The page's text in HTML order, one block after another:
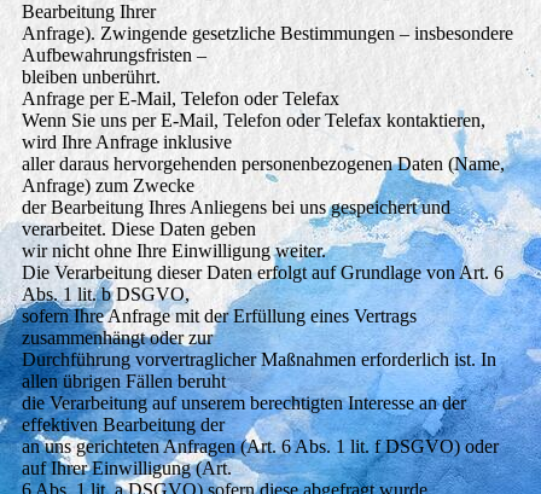
Bearbeitung Ihrer
Anfrage). Zwingende gesetzliche Bestimmungen – insbesondere
Aufbewahrungsfristen –
bleiben unberührt.
Anfrage per E-Mail, Telefon oder Telefax
Wenn Sie uns per E-Mail, Telefon oder Telefax kontaktieren,
wird Ihre Anfrage inklusive
aller daraus hervorgehenden personenbezogenen Daten (Name,
Anfrage) zum Zwecke
der Bearbeitung Ihres Anliegens bei uns gespeichert und
verarbeitet. Diese Daten geben
wir nicht ohne Ihre Einwilligung weiter.
Die Verarbeitung dieser Daten erfolgt auf Grundlage von Art. 6
Abs. 1 lit. b DSGVO,
sofern Ihre Anfrage mit der Erfüllung eines Vertrags
zusammenhängt oder zur
Durchführung vorvertraglicher Maßnahmen erforderlich ist. In
allen übrigen Fällen beruht
die Verarbeitung auf unserem berechtigten Interesse an der
effektiven Bearbeitung der
an uns gerichteten Anfragen (Art. 6 Abs. 1 lit. f DSGVO) oder
auf Ihrer Einwilligung (Art.